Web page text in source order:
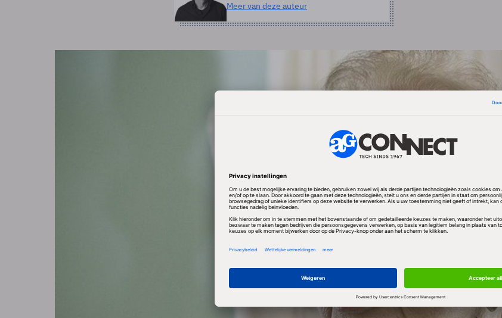
Meer van deze auteur